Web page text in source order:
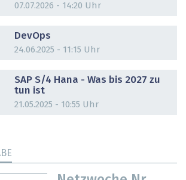
07.07.2026 - 14:20 Uhr
DevOps
24.06.2025 - 11:15 Uhr
SAP S/4 Hana - Was bis 2027 zu
tun ist
21.05.2025 - 10:55 Uhr